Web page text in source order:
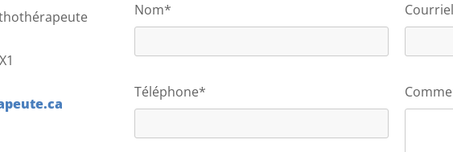
Nom*
Téléphone*